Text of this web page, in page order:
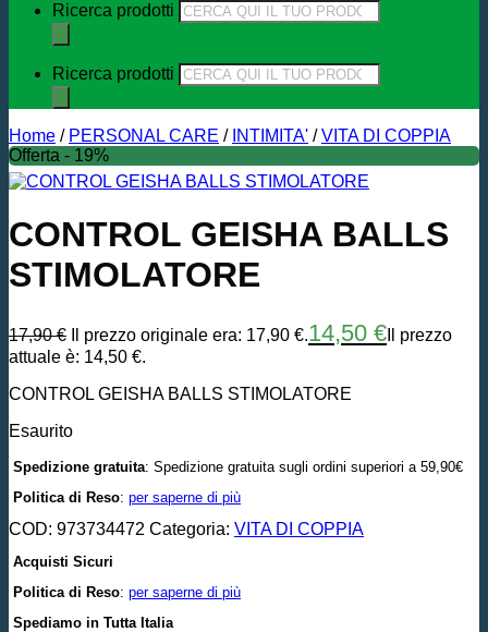
Ricerca prodotti
Ricerca prodotti
Home / PERSONAL CARE / INTIMITA' / VITA DI COPPIA
Offerta - 19%
CONTROL GEISHA BALLS
STIMOLATORE
17,90€ Il prezzo originale era: 17,90 €.14,50 € Il prezzo
attuale è: 14,50 €.
CONTROL GEISHA BALLS STIMOLATORE
Esaurito
Spedizione gratuita: Spedizione gratuita sugli ordini superiori a 59,90€
Politica di Reso: per saperne di più
COD: 973734472 Categoria: VITA DI COPPIA
Acquisti Sicuri
Politica di Reso: per saperne di più
Spediamo in Tutta Italia